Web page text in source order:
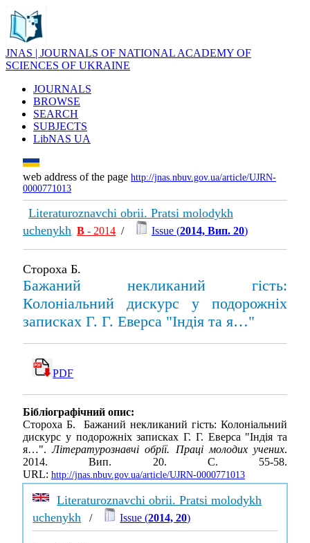
JNAS | JOURNALS OF NATIONAL ACADEMY OF
SCIENCES OF UKRAINE
JOURNALS
BROWSE
SEARCH
SUBJECTS
LibNAS UA
web address of the page http://jnas.nbuv.gov.ua/article/UJRN-
0000771013
Literaturoznavchi obrii. Pratsi molodykh
uchenykh В - 2014 / Issue (2014, Вип. 20)
Стороха Б.
Бажаний некликаний гість:
Колоніальний дискурс у подорожніх
записках Г. Г. Еверса "Індія та я…"
PDF
Бібліографічний опис:
Стороха Б. Бажаний некликаний гість: Колоніальний
дискурс у подорожніх записках Г. Г. Еверса "Індія та
я…".Літературознавчі обрії. Праці молодих учених.
2014. Вип. 20. С. 55-58.
URL: http://jnas.nbuv.gov.ua/article/UJRN-0000771013
Literaturoznavchi obrii. Pratsi molodykh
uchenykh / Issue (2014, 20)